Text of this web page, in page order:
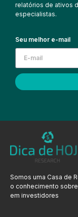
relatórios de ativos
especialistas.
Seu melhor e-mail
Somos uma Casa de
o conhecimento
em investidores